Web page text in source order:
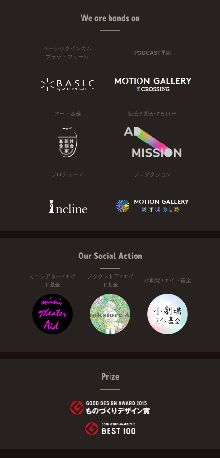
We are hands on
ベーシックインカム
プラットフォーム
PODCAST番組
アート基金 社会を動かすかけ声
プロデュース プロダクション
Our Social Action
ミニシアター・エイ
ド基金
ブックストア・エイ
ド基金
小劇場・エイド基金
Prize